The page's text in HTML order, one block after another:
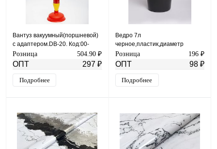
Вантуз вакуумный(поршневой)
с адаптером.DB-20. Код:00-
00004587
Розница 504.90 ₽
ОПТ 297 ₽
Подробнее
Ведро 7л
черное,пластик,диаметр
24,высота 25см,вес 470 гр.
Розница 196 ₽
ОПТ 98 ₽
Подробнее